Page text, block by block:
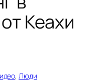
Кеахи
, Люди